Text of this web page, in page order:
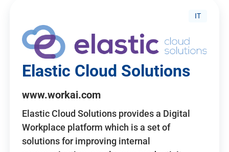
IT
Elastic Cloud Solutions
www.workai.com
Elastic Cloud Solutions provides a Digital
Workplace platform which is a set of
solutions for improving internal